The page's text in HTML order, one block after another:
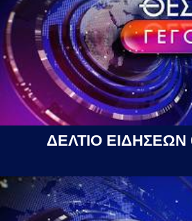
ΔΕΛΤΙΟ ΕΙΔΗΣΕΩΝ